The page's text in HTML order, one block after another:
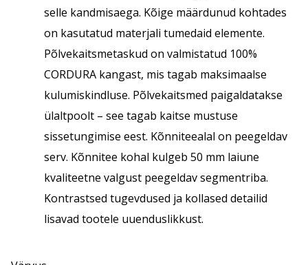
selle kandmisaega. Kõige määrdunud kohtades
on kasutatud materjali tumedaid elemente.
Põlvekaitsmetaskud on valmistatud 100%
CORDURA kangast, mis tagab maksimaalse
kulumiskindluse. Põlvekaitsmed paigaldatakse
ülaltpoolt – see tagab kaitse mustuse
sissetungimise eest. Kõnniteealal on peegeldav
serv. Kõnnitee kohal kulgeb 50 mm laiune
kvaliteetne valgust peegeldav segmentriba.
Kontrastsed tugevdused ja kollased detailid
lisavad tootele uuenduslikkust.